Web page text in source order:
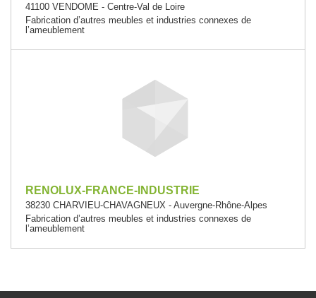
41100 VENDOME - Centre-Val de Loire
Fabrication d’autres meubles et industries connexes de
l’ameublement
RENOLUX-FRANCE-INDUSTRIE
38230 CHARVIEU-CHAVAGNEUX - Auvergne-Rhône-Alpes
Fabrication d’autres meubles et industries connexes de
l’ameublement